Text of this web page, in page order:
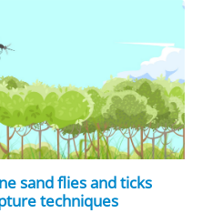
sand flies and ticks
techniques